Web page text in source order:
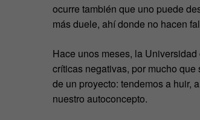
ocurre también que uno puede
más duele, ahí donde no hacen
Hace unos meses, la
críticas negativas, por mucho
de un proyecto: tendemos a huir,
nuestro autoconcepto.